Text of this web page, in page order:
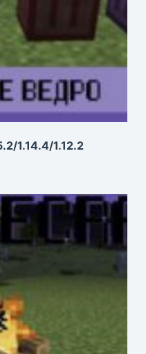
1.14.4/1.12.2